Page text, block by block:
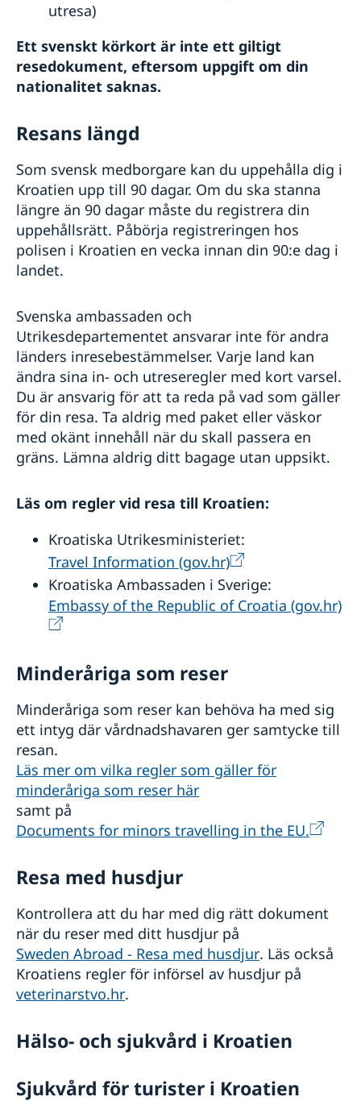
utresa)
Ett svenskt körkort är inte ett giltigt
resedokument, eftersom uppgift om din
nationalitet saknas.
Resans längd
Som svensk medborgare kan du uppehålla dig i
Kroatien upp till 90 dagar. Om du ska stanna
längre än 90 dagar måste du registrera din
uppehållsrätt. Påbörja registreringen hos
polisen i Kroatien en vecka innan din 90:e dag i
landet.
Svenska ambassaden och
Utrikesdepartementet ansvarar inte för andra
länders inresebestämmelser. Varje land kan
ändra sina in- och utreseregler med kort varsel.
Du är ansvarig för att ta reda på vad som gäller
för din resa. Ta aldrig med paket eller väskor
med okänt innehåll när du skall passera en
gräns. Lämna aldrig ditt bagage utan uppsikt.
Läs om regler vid resa till Kroatien:
Kroatiska Utrikesministeriet:
Travel Information (gov.hr)
Kroatiska Ambassaden i Sverige:
Embassy of the Republic of Croatia (gov.hr)
Minderåriga som reser
Minderåriga som reser kan behöva ha med sig
ett intyg där vårdnadshavaren ger samtycke till
resan.
Läs mer om vilka regler som gäller för
minderåriga som reser här
samt på
Documents for minors travelling in the EU.
Resa med husdjur
Kontrollera att du har med dig rätt dokument
när du reser med ditt husdjur på
Sweden Abroad - Resa med husdjur. Läs också
Kroatiens regler för införsel av husdjur på
veterinarstvo.hr.
Hälso- och sjukvård i Kroatien
Sjukvård för turister i Kroatien